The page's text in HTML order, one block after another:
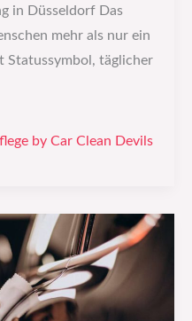
in Düsseldorf Das
mehr als nur ein
Statussymbol, täglicher
by Car Clean Devils